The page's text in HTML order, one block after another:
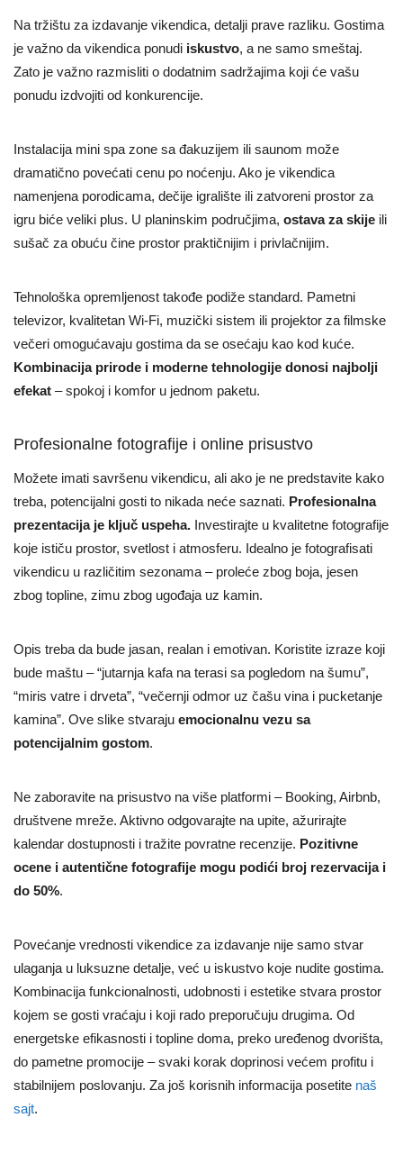
Na tržištu za izdavanje vikendica, detalji prave razliku. Gostima
je važno da vikendica ponudi iskustvo, a ne samo smeštaj.
Zato je važno razmisliti o dodatnim sadržajima koji će vašu
ponudu izdvojiti od konkurencije.
Instalacija mini spa zone sa đakuzijem ili saunom može
dramatično povećati cenu po noćenju. Ako je vikendica
namenjena porodicama, dečije igralište ili zatvoreni prostor za
igru biće veliki plus. U planinskim područjima, ostava za skije ili
sušač za obuću čine prostor praktičnijim i privlačnijim.
Tehnološka opremljenost takođe podiže standard. Pametni
televizor, kvalitetan Wi-Fi, muzički sistem ili projektor za filmske
večeri omogućavaju gostima da se osećaju kao kod kuće.
Kombinacija prirode i moderne tehnologije donosi najbolji
efekat – spokoj i komfor u jednom paketu.
Profesionalne fotografije i online prisustvo
Možete imati savršenu vikendicu, ali ako je ne predstavite kako
treba, potencijalni gosti to nikada neće saznati. Profesionalna
prezentacija je ključ uspeha. Investirajte u kvalitetne fotografije
koje ističu prostor, svetlost i atmosferu. Idealno je fotografisati
vikendicu u različitim sezonama – proleće zbog boja, jesen
zbog topline, zimu zbog ugođaja uz kamin.
Opis treba da bude jasan, realan i emotivan. Koristite izraze koji
bude maštu – “jutarnja kafa na terasi sa pogledom na šumu”,
“miris vatre i drveta”, “večernji odmor uz čašu vina i pucketanje
kamina”. Ove slike stvaraju emocionalnu vezu sa
potencijalnim gostom.
Ne zaboravite na prisustvo na više platformi – Booking, Airbnb,
društvene mreže. Aktivno odgovarajte na upite, ažurirajte
kalendar dostupnosti i tražite povratne recenzije. Pozitivne
ocene i autentične fotografije mogu podići broj rezervacija i
do 50%.
Povećanje vrednosti vikendice za izdavanje nije samo stvar
ulaganja u luksuzne detalje, već u iskustvo koje nudite gostima.
Kombinacija funkcionalnosti, udobnosti i estetike stvara prostor
kojem se gosti vraćaju i koji rado preporučuju drugima. Od
energetske efikasnosti i topline doma, preko uređenog dvorišta,
do pametne promocije – svaki korak doprinosi većem profitu i
stabilnijem poslovanju. Za još korisnih informacija posetite naš
sajt.